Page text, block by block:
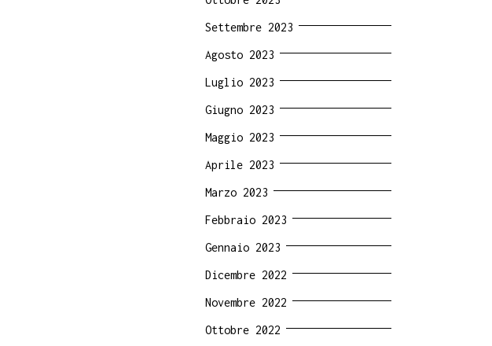
Settembre 2023
Agosto 2023
Luglio 2023
Giugno 2023
Maggio 2023
Aprile 2023
Marzo 2023
Febbraio 2023
Gennaio 2023
Dicembre 2022
Novembre 2022
Ottobre 2022